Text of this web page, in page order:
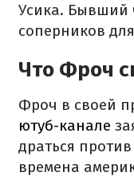
Усика. Бывший
соперников
Что Фроч
Фроч в своей
ютуб-канале
драться
времена